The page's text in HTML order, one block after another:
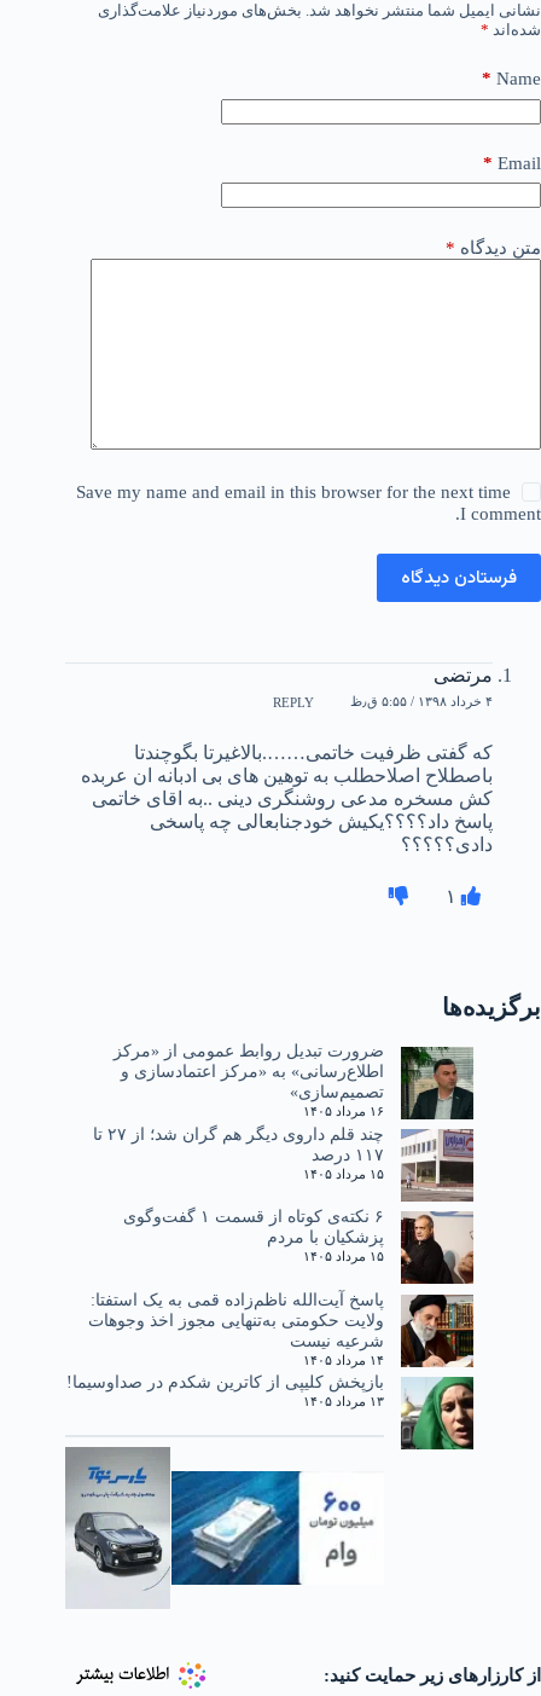
نشانی ایمیل شما منتشر نخواهد شد. بخش‌های موردنیاز علامت‌گذاری
شده‌اند *
Name
*
Email
*
متن دیدگاه *
Save my name and email in this browser for the next time
I comment.
فرستادن دیدگاه
مرتضی
۴ خرداد ۱۳۹۸ / ۵:۵۵ ق٫ظ REPLY
که گفتی ظرفیت خاتمی…….بالاغیرتا بگوچندتا
باصطلاح اصلاحطلب به توهین های بی ادبانه ان عربده
کش مسخره مدعی روشنگری دینی ..به اقای خاتمی
پاسخ داد؟؟؟؟یکیش خودجنابعالی چه پاسخی
دادی؟؟؟؟؟
۱
برگزیده‌ها
ضرورت تبدیل روابط عمومی از «مرکز
اطلاع‌رسانی» به «مرکز اعتمادسازی و
تصمیم‌سازی»
۱۶ مرداد ۱۴۰۵
چند قلم داروی دیگر هم گران شد؛ از ۲۷ تا
۱۱۷ درصد
۱۵ مرداد ۱۴۰۵
۶ نکته‌ی کوتاه از قسمت ۱ گفت‌وگوی
پزشکیان با مردم
۱۵ مرداد ۱۴۰۵
پاسخ آیت‌الله ناظم‌زاده قمی به یک استفتا:
ولایت حکومتی به‌تنهایی مجوز اخذ وجوهات
شرعیه نیست
۱۴ مرداد ۱۴۰۵
بازپخش کلیپی از کاترین شکدم در صداوسیما!
۱۳ مرداد ۱۴۰۵
از کارزارهای زیر حمایت کنید: